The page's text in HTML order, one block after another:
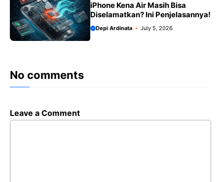
iPhone Kena Air Masih Bisa
Diselamatkan? Ini Penjelasannya!
Depi Ardinata July 5, 2026
No comments
Leave a Comment